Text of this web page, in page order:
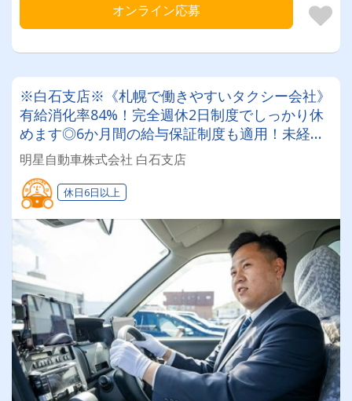
オンライン応募
※白石支店※《札幌で働きやすいタクシー会社》
有給消化率84%！完全週休2日制度でしっかり休
めます◎6か月間の給与保証制度も適用！未経験
でも安心して乗務スタート☆2種免許取得支援も
受けれます！
明星自動車株式会社 白石支店
休日6日以上